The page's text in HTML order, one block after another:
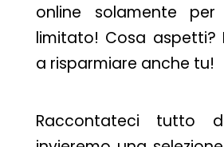
online solamente
limitato! Cosa aspetti?
a risparmiare anche tu!
Raccontateci